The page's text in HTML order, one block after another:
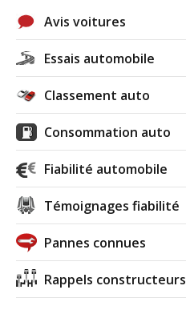
Avis voitures
Essais automobile
Classement auto
Consommation auto
Fiabilité automobile
Témoignages fiabilité
Pannes connues
Rappels constructeurs